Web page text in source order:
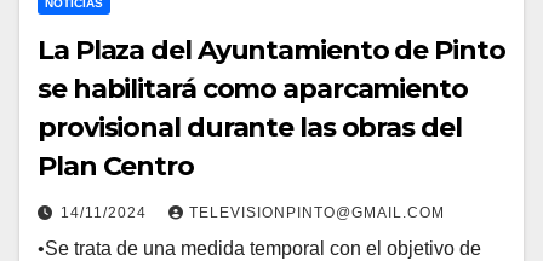
NOTICIAS
La Plaza del Ayuntamiento de Pinto
se habilitará como aparcamiento
provisional durante las obras del
Plan Centro
14/11/2024 TELEVISIONPINTO@GMAIL.COM
•Se trata de una medida temporal con el objetivo de